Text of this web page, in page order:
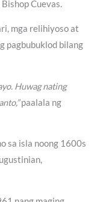
Cuevas.
mga relihiyoso at
pagbubuklod bilang
Huwag nating
paalala ng
sa isla noong 1600s